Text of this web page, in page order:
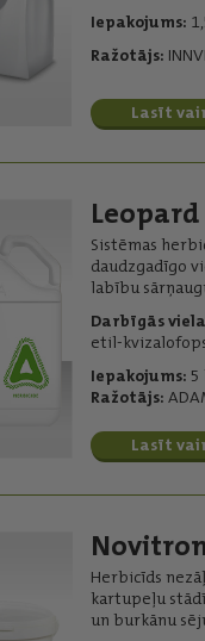
Iepakojums:
Ražotājs:
Lasīt
Leopard
Sistēmas
daudzgadīgo
labību
Darbīgās
etil-
Iepakojums: 5
Ražotājs:
Lasīt
Herbicīds
kartupeļu
un burkānu